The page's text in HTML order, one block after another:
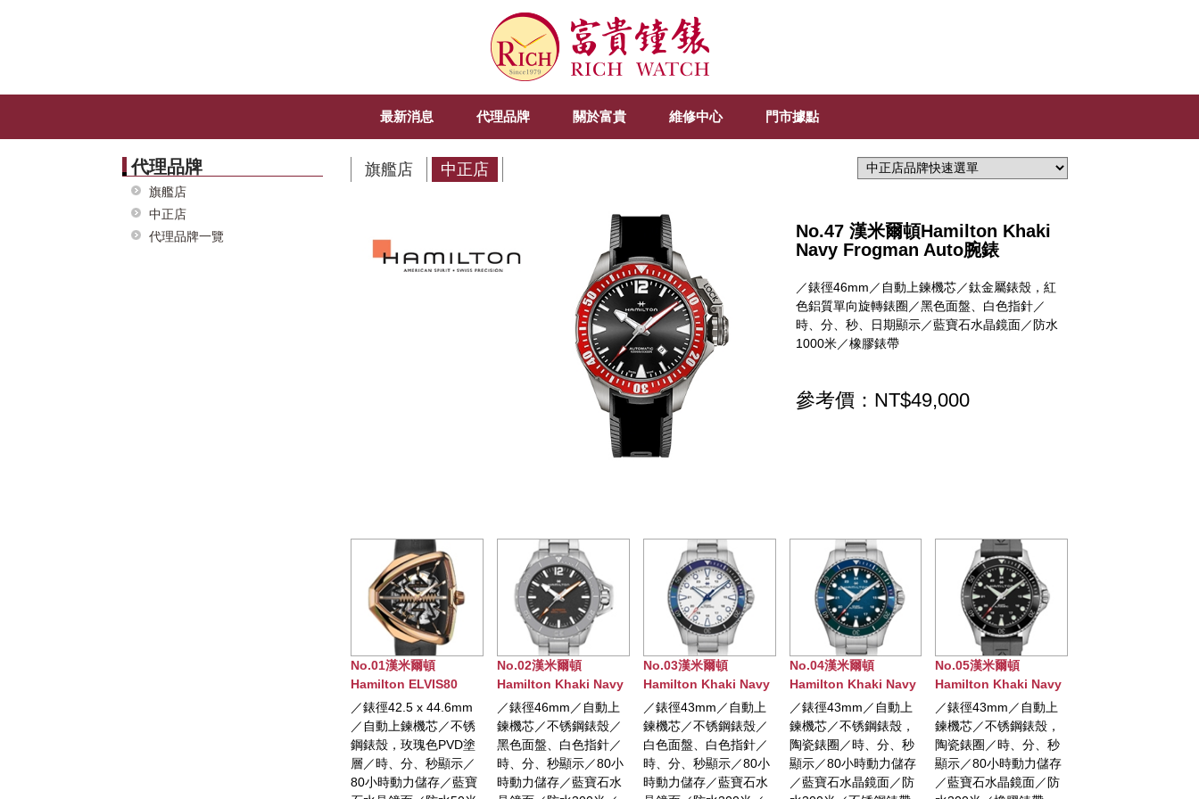
最新消息 代理品牌 關於富貴 維修中心 門市據點
代理品牌
旗艦店
中正店
代理品牌一覽
旗艦店 中正店
No.47 漢米爾頓Hamilton Khaki
Navy Frogman Auto腕錶
／錶徑46mm／自動上鍊機芯／鈦金屬錶殼，紅
色鋁質單向旋轉錶圈／黑色面盤、白色指針／
時、分、秒、日期顯示／藍寶石水晶鏡面／防水
1000米／橡膠錶帶
參考價：NT$49,000
SKELETON AUTO腕錶
／自動上鍊機芯／不锈
鋼錶殼，玫瑰色PVD塗
層／時、分、秒顯示／
80小時動力儲存／藍寶
No.02漢米爾頓
Hamilton Khaki Navy
Frogman Auto腕錶
／錶徑46mm／自動上
鍊機芯／不锈鋼錶殼／
黑色面盤、白色指針／
時、分、秒顯示／80小
時動力儲存／藍寶石水
No.03漢米爾頓
Hamilton Khaki Navy
SCUBA AUTO腕錶
／錶徑43mm／自動上
鍊機芯／不锈鋼錶殼／
白色面盤、白色指針／
時、分、秒顯示／80小
時動力儲存／藍寶石水
No.04漢米爾頓
Hamilton Khaki Navy
SCUBA AUTO腕錶
／錶徑43mm／自動上
鍊機芯／不锈鋼錶殼，
陶瓷錶圈／時、分、秒
顯示／80小時動力儲存
／藍寶石水晶鏡面／防
No.05漢米爾頓
Hamilton Khaki Navy
SCUBA AUTO腕錶
／錶徑43mm／自動上
鍊機芯／不锈鋼錶殼，
陶瓷錶圈／時、分、秒
顯示／80小時動力儲存
／藍寶石水晶鏡面／防
No.06漢米爾頓
Hamilton卡其航空系列
Converter Auto GMT
／錶徑44mm／自動上
鍊機芯／不锈鋼錶殼／
小時、分鐘、日期、兩
地時間顯示／動力儲存
80小時／藍寶石水晶鏡